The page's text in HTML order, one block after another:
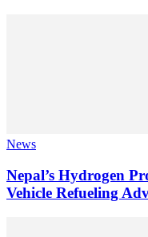
News
Nepal’s Hydrogen
Vehicle Refueling